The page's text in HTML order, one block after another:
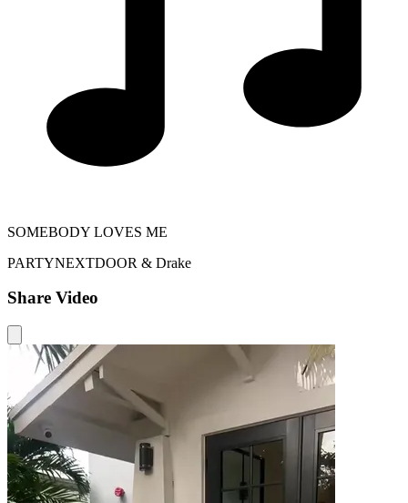
SOMEBODY LOVES ME
PARTYNEXTDOOR & Drake
Share Video